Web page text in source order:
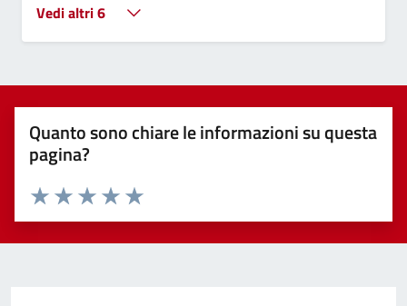
Vedi altri 6
Quanto sono chiare le informazioni su questa
pagina?
Valuta 5 stelle su 5
Valuta 4 stelle su 5
Valuta 3 stelle su 5
Valuta 2 stelle su 5
Valuta 1 stelle su 5